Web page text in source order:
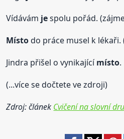
Vídávám jespolu pořád.
Místodo práce musel k lékaři.
Jindra přišel o vynikajícímísto.
(...více se dočtete ve zdroji)
Zdroj: článek Cvičení na slovní